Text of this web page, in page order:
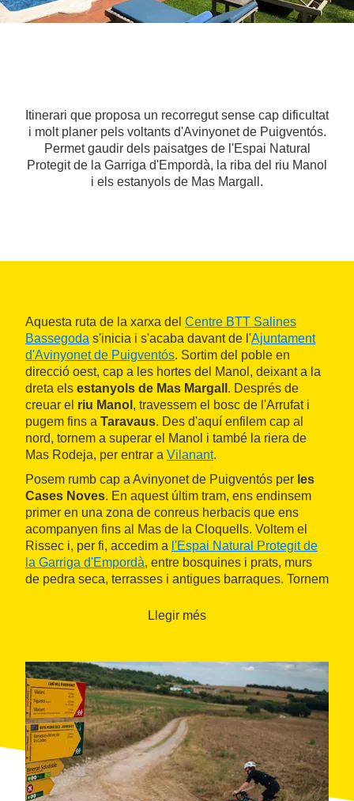
Itinerari que proposa un recorregut sense cap dificultat
i molt planer pels voltants d'Avinyonet de Puigventós.
Permet gaudir dels paisatges de l'Espai Natural
Protegit de la Garriga d'Empordà, la riba del riu Manol
i els estanyols de Mas Margall.
Aquesta ruta de la xarxa del Centre BTT Salines
Bassegoda s'inicia i s'acaba davant de l'Ajuntament
d'Avinyonet de Puigventós. Sortim del poble en
direcció oest, cap a les hortes del Manol, deixant a la
dreta els estanyols de Mas Margall . Després de
creuar el riu Manol , travessem el bosc de l'Arrufat i
pugem fins a Taravaus. Des d'aquí enfilem cap al
nord, tornem a superar el Manol i també la riera de
Mas Rodeja, per entrar a Vilanant.
Posem rumb cap a Avinyonet de Puigventós per les
Cases Noves. En aquest últim tram, ens endinsem
primer en una zona de conreus herbacis que ens
acompanyen fins al Mas de la Cloquells. Voltem el
Rissec i, per fi, accedim a l'Espai Natural Protegit de
la Garriga d'Empordà, entre bosquines i prats, murs
de pedra seca, terrasses i antigues barraques. Tornem
Llegir més